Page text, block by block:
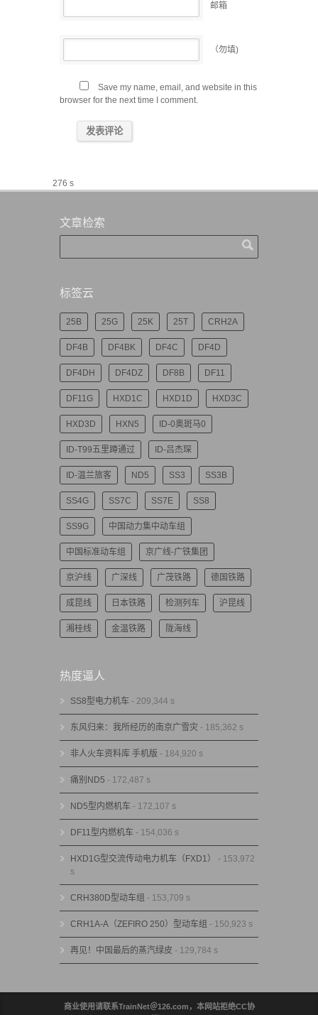
邮箱
（勿填)
Save my name, email, and website in this
browser for the next time I comment.
276 s
文章检索
标签云
25B 25G 25K 25T CRH2A
DF4B DF4BK DF4C DF4D
DF4DH DF4DZ DF8B DF11
DF11G HXD1C HXD1D HXD3C
HXD3D HXN5 ID-0奥斑马0
ID-T99五里蹲通过 ID-吕杰琛
ID-温兰旅客 ND5 SS3 SS3B
SS4G SS7C SS7E SS8
SS9G 中国动力集中动车组
中国标准动车组 京广线-广铁集团
京沪线 广深线 广茂铁路 德国铁路
成昆线 日本铁路 检测列车 沪昆线
湘桂线 金温铁路 陇海线
热度逼人
SS8型电力机车 - 209,344 s
东风归来：我所经历的南京广雪灾 - 185,362 s
非人火车资料库 手机版 - 184,920 s
痛别ND5 - 172,487 s
ND5型内燃机车 - 172,107 s
DF11型内燃机车 - 154,036 s
HXD1G型交流传动电力机车（FXD1）
- 153,972
s
CRH380D型动车组 - 153,709 s
CRH1A-A（ZEFIRO 250）型动车组 - 150,923 s
再见！中国最后的蒸汽绿皮 - 129,784 s
商业使用请联系TrainNet＠126.com，本网站拒绝CC协